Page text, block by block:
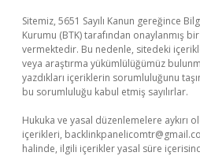
Sitemiz, 5651 Sayılı Kanun gereğince
Kurumu (BTK) tarafından onaylanmış
vermektedir. Bu nedenle, sitedeki
veya araştırma yükümlülüğümüz
yazdıkları içeriklerin sorumluluğunu
bu sorumluluğu kabul etmiş sayılırlar.
Hukuka ve yasal düzenlemelere aykırı
içerikleri,
halinde, ilgili içerikler yasal süre